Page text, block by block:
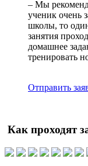
– Мы
ученик очень
школы, то
занятия
домашнее
тренировать
Отправить
Как проходят